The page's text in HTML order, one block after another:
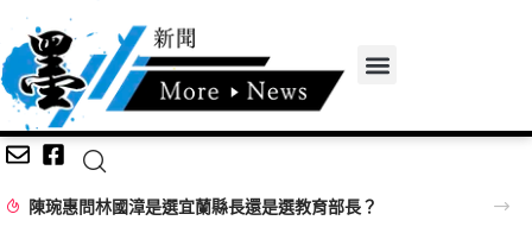
陳琬惠問林國漳是選宜蘭縣長還是選教育部長？